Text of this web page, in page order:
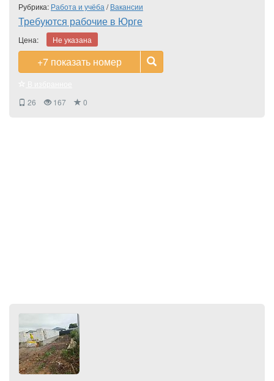
Рубрика: Работа и учёба /Вакансии
Требуются рабочие в Юрге
Цена: Не указана
+7 показать номер
26
167 0